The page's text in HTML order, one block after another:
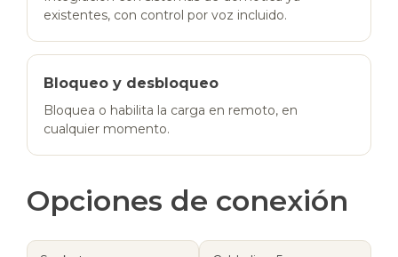
existentes, con control por voz incluido.
Bloqueo y desbloqueo
Bloquea o habilita la carga en remoto, en
cualquier momento.
Opciones de conexión